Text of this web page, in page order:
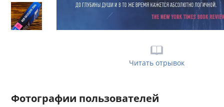
Читать отрывок
Фотографии пользователей